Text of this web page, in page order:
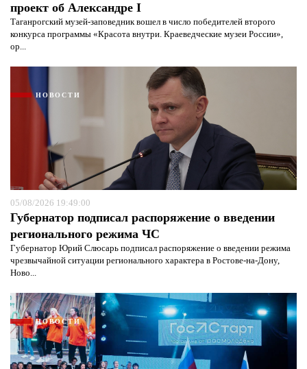
проект об Александре I
Таганрогский музей-заповедник вошел в число победителей второго
конкурса программы «Красота внутри. Краеведческие музеи России»,
ор...
НОВОСТИ
05/08/2026 19:49:00
Губернатор подписал распоряжение о введении
регионального режима ЧС
Губернатор Юрий Слюсарь подписал распоряжение о введении режима
чрезвычайной ситуации регионального характера в Ростове-на-Дону,
Ново...
НОВОСТИ